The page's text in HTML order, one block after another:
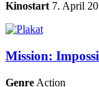
Kinostart 7. April
Mission:
Genre Action